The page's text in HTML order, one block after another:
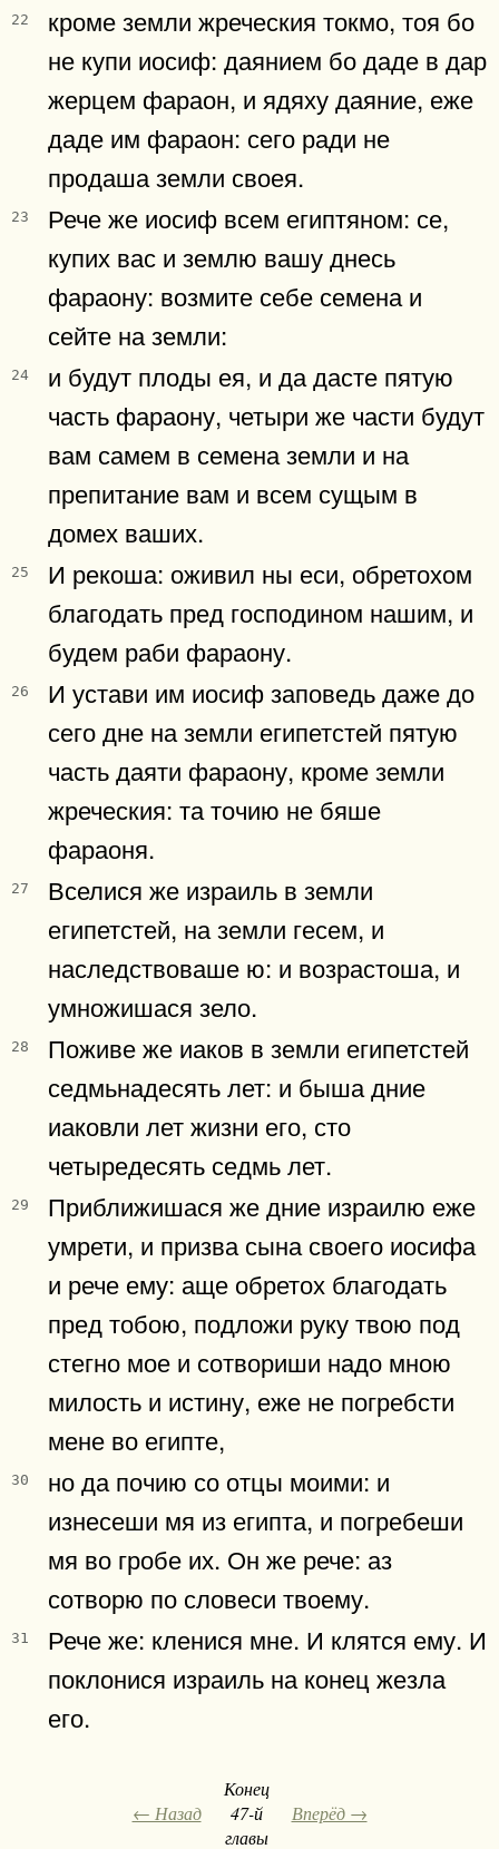
22
кроме земли жреческия токмо, тоя бо
не купи иосиф: даянием бо даде в дар
жерцем фараон, и ядяху даяние, еже
даде им фараон: сего ради не
продаша земли своея.
23
Рече же иосиф всем египтяном: се,
купих вас и землю вашу днесь
фараону: возмите себе семена и
сейте на земли:
24
и будут плоды ея, и да дасте пятую
часть фараону, четыри же части будут
вам самем в семена земли и на
препитание вам и всем сущым в
домех ваших.
25
И рекоша: оживил ны еси, обретохом
благодать пред господином нашим, и
будем раби фараону.
26
И устави им иосиф заповедь даже до
сего дне на земли египетстей пятую
часть даяти фараону, кроме земли
жреческия: та точию не бяше
фараоня.
27
Вселися же израиль в земли
египетстей, на земли гесем, и
наследствоваше ю: и возрастоша, и
умножишася зело.
28
Поживе же иаков в земли египетстей
седмьнадесять лет: и быша дние
иаковли лет жизни его, сто
четыредесять седмь лет.
29
Приближишася же дние израилю еже
умрети, и призва сына своего иосифа
и рече ему: аще обретох благодать
пред тобою, подложи руку твою под
стегно мое и сотвориши надо мною
милость и истину, еже не погребсти
мене во египте,
30
но да почию со отцы моими: и
изнесеши мя из египта, и погребеши
мя во гробе их. Он же рече: аз
сотворю по словеси твоему.
31
Рече же: кленися мне. И клятся ему. И
поклонися израиль на конец жезла
его.
← Назад
Конец
47-й
главы
Вперёд →